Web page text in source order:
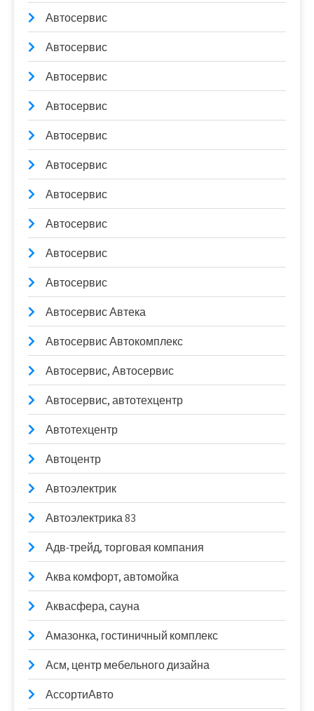
Автосервис
Автосервис
Автосервис
Автосервис
Автосервис
Автосервис
Автосервис
Автосервис
Автосервис
Автосервис
Автосервис Автека
Автосервис Автокомплекс
Автосервис, Автосервис
Автосервис, автотехцентр
Автотехцентр
Автоцентр
Автоэлектрик
Автоэлектрика 83
Адв-трейд, торговая компания
Аква комфорт, автомойка
Аквасфера, сауна
Амазонка, гостиничный комплекс
Асм, центр мебельного дизайна
АссортиАвто